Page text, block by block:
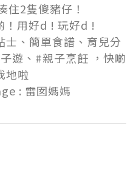
住2隻傻豬仔！
！用好d ! 玩好d !
士、簡單食譜、育兒分
遊、#親子烹飪 ，快啲
地啦
: 雷囡媽媽